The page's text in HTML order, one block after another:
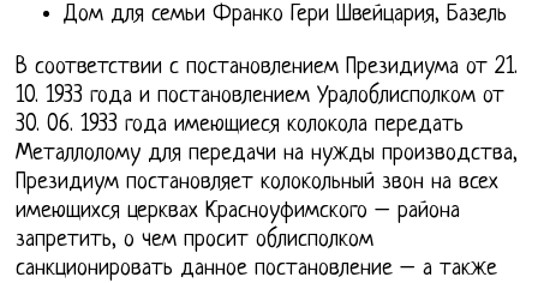
Дом для семьи Франко Гери Швейцария, Базель
В соответствии с постановлением Президиума от 21.
10. 1933 года и постановлением Уралоблисполком от
30. 06. 1933 года имеющиеся колокола передать
Металлолому для передачи на нужды производства,
Президиум постановляет колокольный звон на всех
имеющихся церквах Красноуфимского – района
запретить, о чем просит облисполком
санкционировать данное постановление – а также